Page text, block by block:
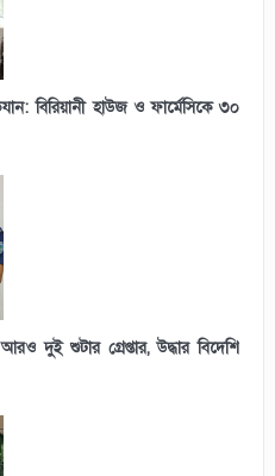
বিরিয়ানী হাউজ ও ফার্মেসিকে ৩০
দুই শুটার গ্রেপ্তার, উদ্ধার বিদেশি